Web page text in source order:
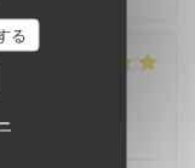
る
質-価格